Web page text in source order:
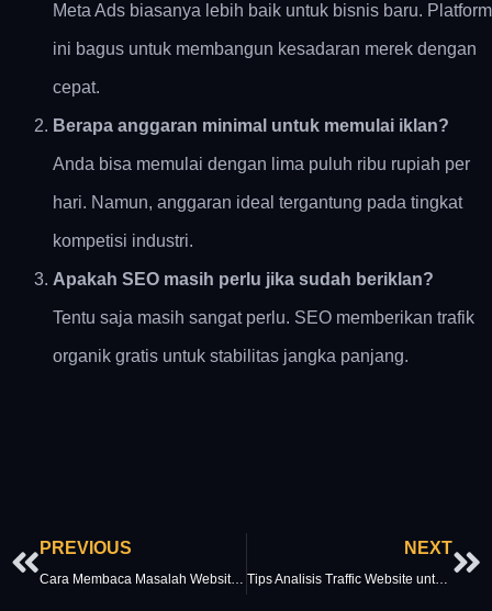
Meta Ads biasanya lebih baik untuk bisnis baru. Platform
ini bagus untuk membangun kesadaran merek dengan
cepat.
Berapa anggaran minimal untuk memulai iklan?
Anda bisa memulai dengan lima puluh ribu rupiah per
hari. Namun, anggaran ideal tergantung pada tingkat
kompetisi industri.
Apakah SEO masih perlu jika sudah beriklan?
Tentu saja masih sangat perlu. SEO memberikan trafik
organik gratis untuk stabilitas jangka panjang.
Prev
PREVIOUS
Cara Membaca Masalah Website dari Performa dan Traffic
NEXT
Tips Analisis Traffic Website untuk Meningkatkan Konversi Bisnis